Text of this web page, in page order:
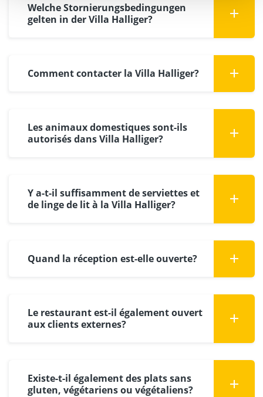
Welche Stornierungsbedingungen
gelten in der Villa Halliger?
Comment contacter la Villa Halliger?
Les animaux domestiques sont-ils
autorisés dans Villa Halliger?
Y a-t-il suffisamment de serviettes et
de linge de lit à la Villa Halliger?
Quand la réception est-elle ouverte?
Le restaurant est-il également ouvert
aux clients externes?
Existe-t-il également des plats sans
gluten, végétariens ou végétaliens?